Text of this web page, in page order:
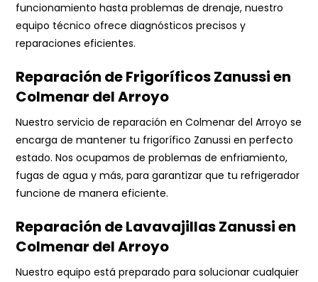
funcionamiento hasta problemas de drenaje, nuestro
equipo técnico ofrece diagnósticos precisos y
reparaciones eficientes.
Reparación de Frigoríficos Zanussi en
Colmenar del Arroyo
Nuestro servicio de reparación en Colmenar del Arroyo se
encarga de mantener tu frigorífico Zanussi en perfecto
estado. Nos ocupamos de problemas de enfriamiento,
fugas de agua y más, para garantizar que tu refrigerador
funcione de manera eficiente.
Reparación de Lavavajillas Zanussi en
Colmenar del Arroyo
Nuestro equipo está preparado para solucionar cualquier